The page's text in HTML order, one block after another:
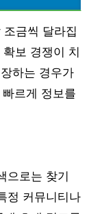
금씩 달라집
보 경쟁이 치
하는 경우가
르게 정보를
으로는 찾기
정 커뮤니티나